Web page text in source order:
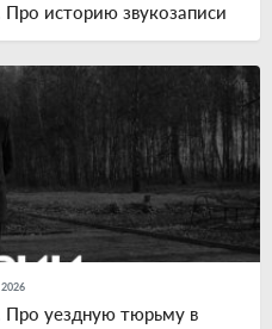
историю звукозаписи
Про уездную тюрьму в